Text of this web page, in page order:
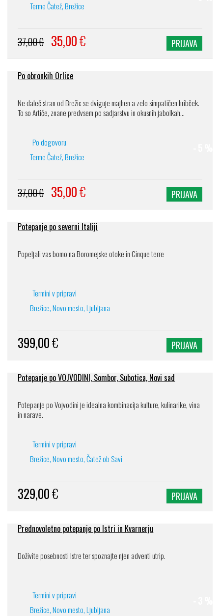
Terme Čatež, Brežice
37,00 € 35,00€ PRIJAVA
Po obronkih Orlice
Ne daleč stran od Brežic se dviguje majhen a zelo simpatičen hribček.
To so Artiče, znane predvsem po sadjarstvu in okusnih jabolkah...
Po dogovoru
Terme Čatež, Brežice
37,00 € 35,00€ PRIJAVA
Potepanje po severni Italiji
Popeljali vas bomo na Boromejske otoke in Cinque terre
Termini v pripravi
Brežice, Novo mesto, Ljubljana
399,00€ PRIJAVA
Potepanje po VOJVODINI, Sombor, Subotica, Novi sad
Potepanje po Vojvodini je idealna kombinacija kulture, kulinarike, vina
in narave.
Termini v pripravi
Brežice, Novo mesto, Čatež ob Savi
329,00€ PRIJAVA
Prednovoletno potepanje po Istri in Kvarnerju
Doživite posebnosti Istre ter spoznajte njen adventi utrip.
Termini v pripravi
Brežice, Novo mesto, Ljubljana